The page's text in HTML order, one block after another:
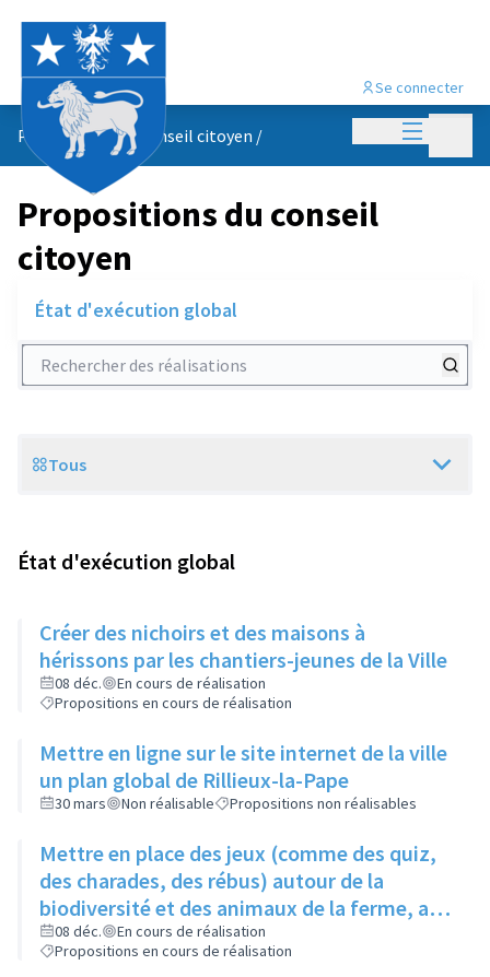
Menu
Se connecter
Propositions du conseil citoyen /
Propositions du conseil
citoyen
État d'exécution global
Rechercher des réalisations
Scope
Tous
État d'exécution global
Créer des nichoirs et des maisons à
hérissons par les chantiers-jeunes de la Ville
08 déc.
En cours de réalisation
Propositions en cours de réalisation
Mettre en ligne sur le site internet de la ville
un plan global de Rillieux-la-Pape
30 mars Non réalisable Propositions non réalisables
Mettre en place des jeux (comme des quiz,
des charades, des rébus) autour de la
biodiversité et des animaux de la ferme, au
niveau de la ferme pédagogique du parc
linéaire urbain
08 déc.
En cours de réalisation
Propositions en cours de réalisation